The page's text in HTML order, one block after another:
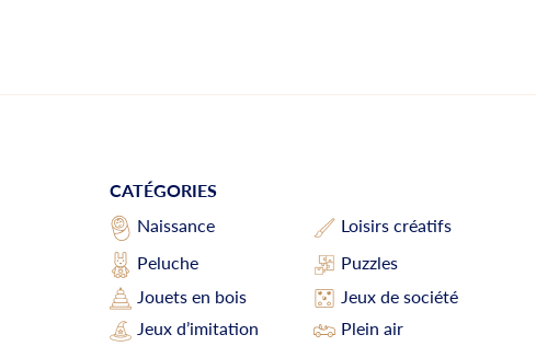
CATÉGORIES
Naissance
Loisirs créatifs
Peluche
Puzzles
Jouets en bois
Jeux de société
Jeux d’imitation
Plein air